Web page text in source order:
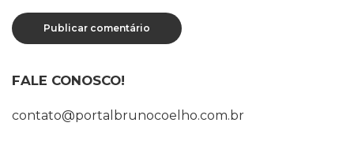
FALE CONOSCO!
contato@portalbrunocoelho.com.br